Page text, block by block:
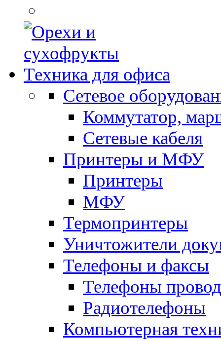
Техника для офиса
Сетевое
Коммутатор,
Сетевые кабеля
Принтеры и МФУ
Принтеры
МФУ
Термопринтеры
Уничтожители
Телефоны и факсы
Телефоны
Радиотелефоны
Компьютерная